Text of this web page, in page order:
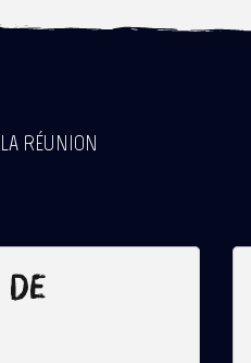
RÉUNION
de